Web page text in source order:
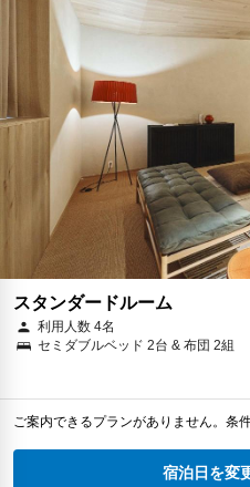
スタンダードルーム
利用人数 4名
セミダブルベッド 2台 & 布団 2組
ご案内できるプランがありません。条
宿泊日を変